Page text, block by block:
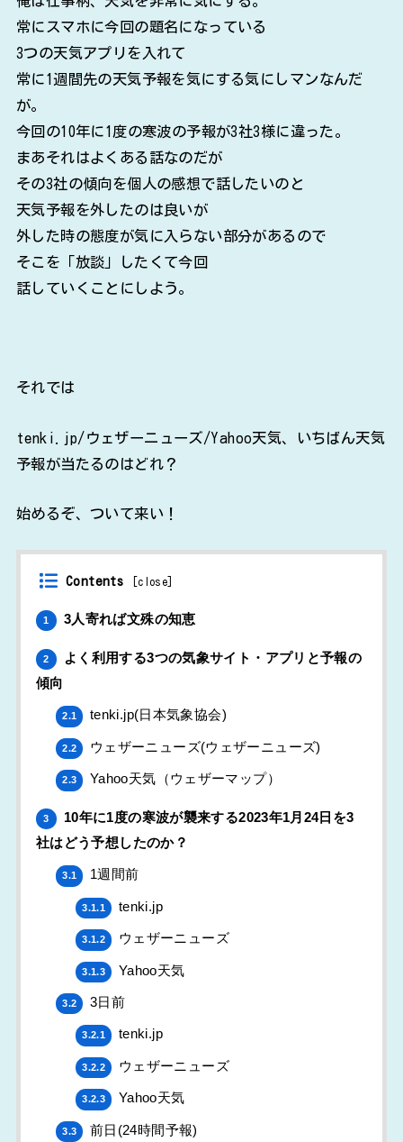
常にスマホに今回の題名になっている
3つの天気アプリを入れて
常に1週間先の天気予報を気にする気にしマンなんだ
が。
今回の10年に1度の寒波の予報が3社3様に違った。
まあそれはよくある話なのだが
その3社の傾向を個人の感想で話したいのと
天気予報を外したのは良いが
外した時の態度が気に入らない部分があるので
そこを「放談」したくて今回
話していくことにしよう。
それでは
tenki.jp/ウェザーニューズ/Yahoo天気、いちばん天気
予報が当たるのはどれ？
始めるぞ、ついて来い！
Contents close
1 3人寄れば文殊の知恵
2
よく利用する3つの気象サイト・アプリと予報の
傾向
2.1 tenki.jp(日本気象協会)
2.2 ウェザーニューズ(ウェザーニューズ)
2.3 Yahoo天気（ウェザーマップ）
3
10年に1度の寒波が襲来する2023年1月24日を3
社はどう予想したのか？
3.1 1週間前
3.1.1 tenki.jp
3.1.2 ウェザーニューズ
3.1.3 Yahoo天気
3.2 3日前
3.2.1 tenki.jp
3.2.2 ウェザーニューズ
3.2.3 Yahoo天気
3.3 前日(24時間予報)